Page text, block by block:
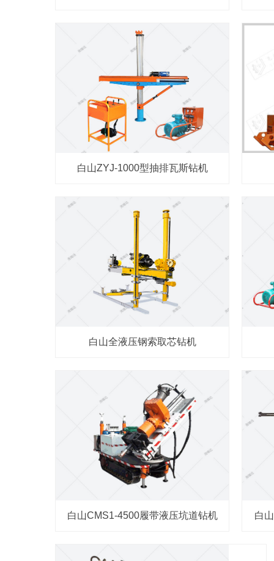
白山ZYJ-1000型抽排瓦斯钻机
白山全液压钢索取芯钻机
白山CMS1-4500履带液压坑道钻机 白